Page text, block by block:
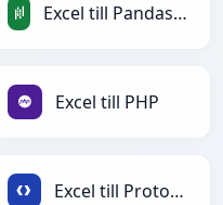
Excel till PandasDataFrame
Excel till PHP
Excel till Protobuf